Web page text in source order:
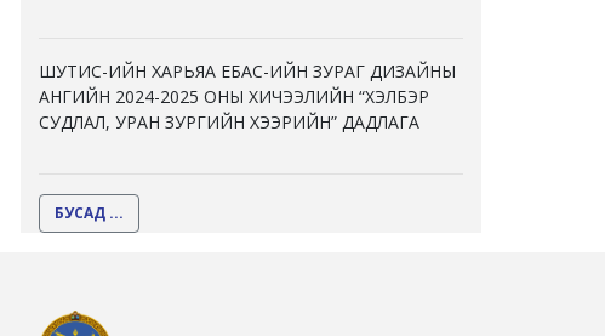
ШУТИС-ИЙН ХАРЬЯА ЕБАС-ИЙН ЗУРАГ ДИЗАЙНЫ
АНГИЙН 2024-2025 ОНЫ ХИЧЭЭЛИЙН “ХЭЛБЭР
СУДЛАЛ, УРАН ЗУРГИЙН ХЭЭРИЙН” ДАДЛАГА
БУСАД ...